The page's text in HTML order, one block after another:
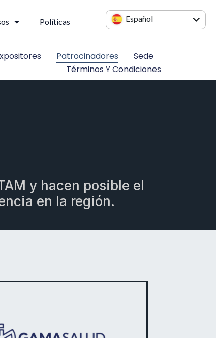
Políticas
Español
Patrocinadores
Sede
Términos Y Condiciones
y hacen posible el
en la región.